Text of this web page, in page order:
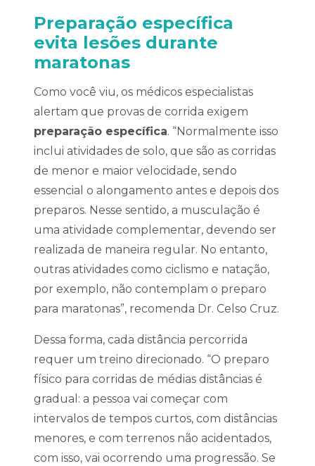
Preparação específica
evita lesões durante
maratonas
Como você viu, os médicos especialistas
alertam que provas de corrida exigem
preparação específica. “Normalmente isso
inclui atividades de solo, que são as corridas
de menor e maior velocidade, sendo
essencial o alongamento antes e depois dos
preparos. Nesse sentido, a musculação é
uma atividade complementar, devendo ser
realizada de maneira regular. No entanto,
outras atividades como ciclismo e natação,
por exemplo, não contemplam o preparo
para maratonas”, recomenda Dr. Celso Cruz.
Dessa forma, cada distância percorrida
requer um treino direcionado. “O preparo
físico para corridas de médias distâncias é
gradual: a pessoa vai começar com
intervalos de tempos curtos, com distâncias
menores, e com terrenos não acidentados,
com isso, vai ocorrendo uma progressão. Se